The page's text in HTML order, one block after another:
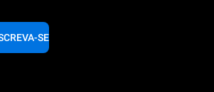
SE